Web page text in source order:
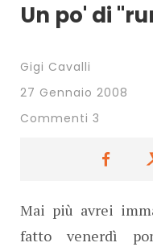
Un po' di
Gigi Cavalli
27 Gennaio 2008
Commenti 3
Mai più avrei
fatto venerdì